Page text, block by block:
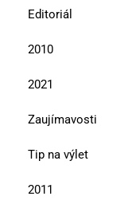
Editoriál
2010
2021
Zaujímavosti
Tip na výlet
2011